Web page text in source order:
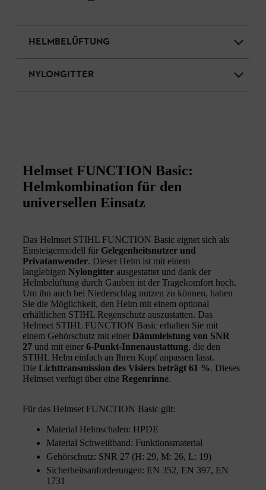
HELMBELÜFTUNG
NYLONGITTER
Helmset FUNCTION Basic:
Helmkombination für den
universellen Einsatz
Das Helmset STIHL FUNCTION Basic eignet sich als
Einsteigermodell für Gelegenheitsnutzer und
Privatanwender. Dieser Helm ist mit einem
langlebigen Nylongitter ausgestattet und dank der
Helmbelüftung durch Gauben ist der Tragekomfort hoch.
Um ihn auch bei Niederschlag nutzen zu können, haben
Sie die Möglichkeit, den Helm mit einem optional
erhältlichen STIHL Regenschutz auszustatten. Das
Helmset STIHL FUNCTION Basic erhalten Sie mit
einem Gehörschutz mit einer Dämmleistung von SNR
27 und mit einer 6-Punkt-Innenaustattung, die den
STIHL Helm einfach an Ihren Kopf anpassen lässt.
Die Lichttransmission des Visiers beträgt 61 %. Dieses
Helmset verfügt über eine Regenrinne.
Für das Helmset FUNCTION Basic gilt:
Material Helmschalen: HPDE
Material Schweißband: Funktionsmaterial
Gehörschutz: SNR 27 (H: 29, M: 26, L: 19)
Sicherheitsanforderungen: EN 352, EN 397, EN
1731